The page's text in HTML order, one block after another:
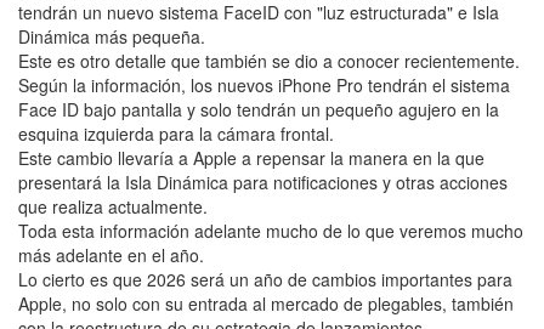
tendrán un nuevo sistema FaceID con "luz estructurada" e Isla
Dinámica más pequeña.
Este es otro detalle que también se dio a conocer recientemente.
Según la información, los nuevos iPhone Pro tendrán el sistema
Face ID bajo pantalla y solo tendrán un pequeño agujero en la
esquina izquierda para la cámara frontal.
Este cambio llevaría a Apple a repensar la manera en la que
presentará la Isla Dinámica para notificaciones y otras acciones
que realiza actualmente.
Toda esta información adelante mucho de lo que veremos mucho
más adelante en el año.
Lo cierto es que 2026 será un año de cambios importantes para
Apple, no solo con su entrada al mercado de plegables, también